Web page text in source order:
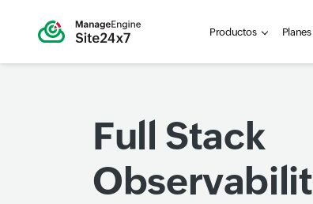
Productos
Full Stack